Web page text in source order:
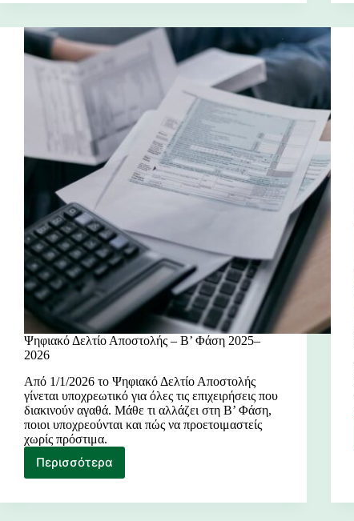
Ψηφιακό Δελτίο Αποστολής – Β’ Φάση 2025–
2026
Από 1/1/2026 το Ψηφιακό Δελτίο Αποστολής
γίνεται υποχρεωτικό για όλες τις επιχειρήσεις που
διακινούν αγαθά. Μάθε τι αλλάζει στη Β’ Φάση,
ποιοι υποχρεούνται και πώς να προετοιμαστείς
χωρίς πρόστιμα.
Περισσότερα
Ψηφιακό
Αποστολής